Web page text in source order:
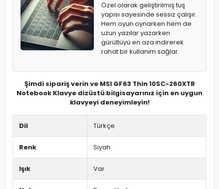
Özel olarak geliştirilmiş tuş
yapısı sayesinde sessiz çalışır.
Hem oyun oynarken hem de
uzun yazılar yazarken
gürültüyü en aza indirerek
rahat bir kullanım sağlar.
Şimdi sipariş verin ve MSI GF63 Thin 10SC-260XTR
Notebook Klavye dizüstü bilgisayarınız için en uygun
klavyeyi deneyimleyin!
Dil Türkçe
Renk Siyah
Işık Var